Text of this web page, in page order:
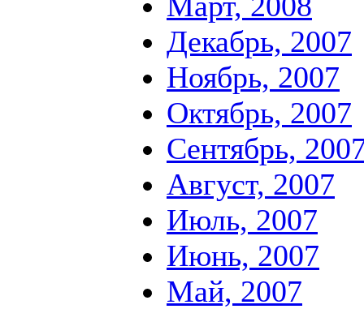
Декабрь, 2007
Ноябрь, 2007
Октябрь, 2007
Сентябрь,
Август, 2007
Июль, 2007
Июнь, 2007
Май, 2007